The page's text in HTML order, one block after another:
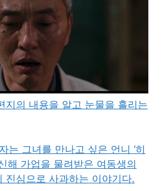
지의 내용을 알고 눈물을 흘리는
는 그녀를 만나고 싶은 언니 ‘히
해 가업을 물려받은 여동생의
진심으로 사과하는 이야기다.